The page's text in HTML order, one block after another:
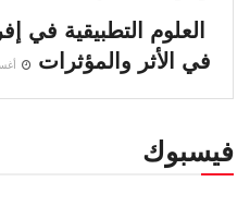
العلوم التطبيقية في
في الأثر والمؤثرات
فيسبوك